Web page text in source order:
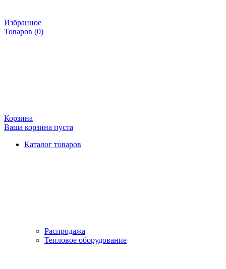
Избранное
Товаров (0)
Корзина
Ваша корзина пуста
Каталог товаров
Распродажа
Тепловое оборудование